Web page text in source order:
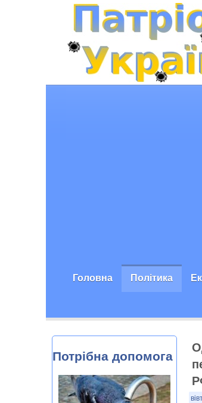
Головна Політика
Потрібна допомога